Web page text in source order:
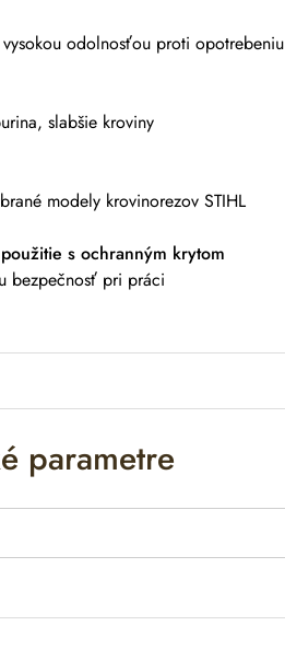
odolnosťou proti opotrebeniu
slabšie kroviny
modely krovinorezov STIHL
s ochranným krytom
bezpečnosť pri práci
parametre